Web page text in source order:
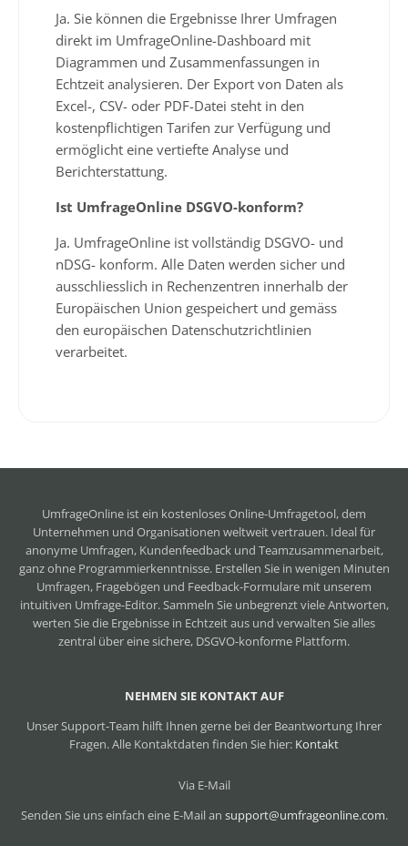
Ja. Sie können die Ergebnisse Ihrer Umfragen
direkt im UmfrageOnline-Dashboard mit
Diagrammen und Zusammenfassungen in
Echtzeit analysieren. Der Export von Daten als
Excel-, CSV- oder PDF-Datei steht in den
kostenpflichtigen Tarifen zur Verfügung und
ermöglicht eine vertiefte Analyse und
Berichterstattung.
Ist UmfrageOnline DSGVO-konform?
Ja. UmfrageOnline ist vollständig DSGVO- und
nDSG- konform. Alle Daten werden sicher und
ausschliesslich in Rechenzentren innerhalb der
Europäischen Union gespeichert und gemäss
den europäischen Datenschutzrichtlinien
verarbeitet.
UmfrageOnline ist ein kostenloses Online-Umfragetool, dem
Unternehmen und Organisationen weltweit vertrauen. Ideal für
anonyme Umfragen, Kundenfeedback und Teamzusammenarbeit,
ganz ohne Programmierkenntnisse. Erstellen Sie in wenigen Minuten
Umfragen, Fragebögen und Feedback-Formulare mit unserem
intuitiven Umfrage-Editor. Sammeln Sie unbegrenzt viele Antworten,
werten Sie die Ergebnisse in Echtzeit aus und verwalten Sie alles
zentral über eine sichere, DSGVO-konforme Plattform.
NEHMEN SIE KONTAKT AUF
Unser Support-Team hilft Ihnen gerne bei der Beantwortung Ihrer
Fragen. Alle Kontaktdaten finden Sie hier: Kontakt
Via E-Mail
Senden Sie uns einfach eine E-Mail an support@umfrageonline.com.